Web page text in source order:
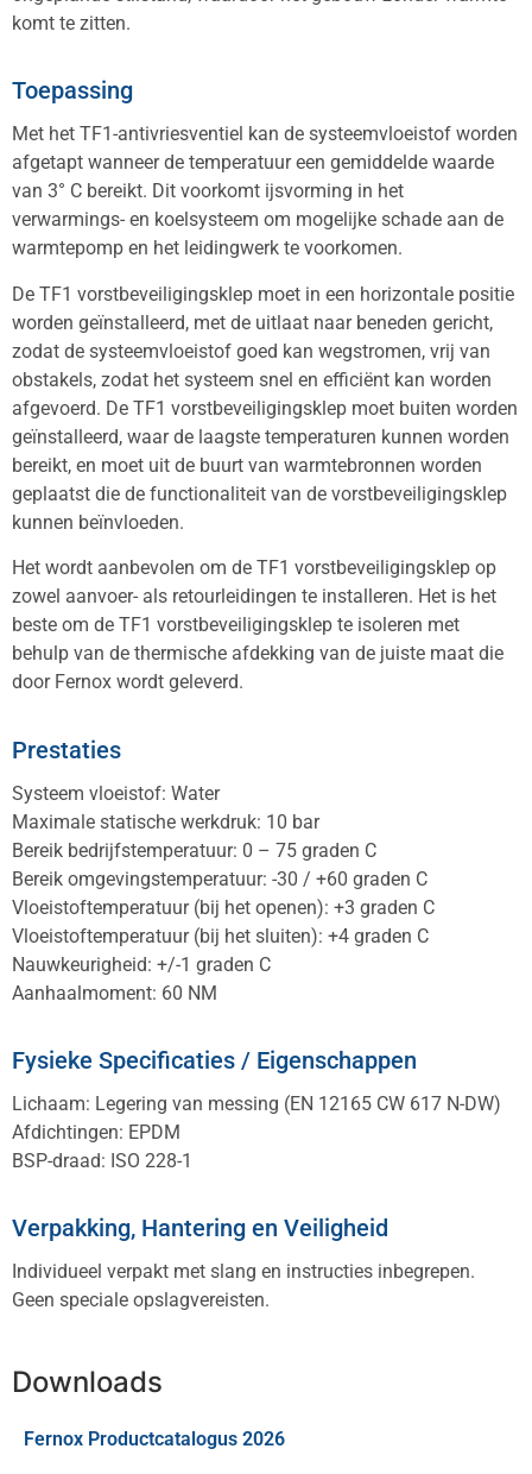
komt te zitten.
Toepassing
Met het TF1-antivriesventiel kan de systeemvloeistof worden
afgetapt wanneer de temperatuur een gemiddelde waarde
van 3° C bereikt. Dit voorkomt ijsvorming in het
verwarmings- en koelsysteem om mogelijke schade aan de
warmtepomp en het leidingwerk te voorkomen.
De TF1 vorstbeveiligingsklep moet in een horizontale positie
worden geïnstalleerd, met de uitlaat naar beneden gericht,
zodat de systeemvloeistof goed kan wegstromen, vrij van
obstakels, zodat het systeem snel en efficiënt kan worden
afgevoerd. De TF1 vorstbeveiligingsklep moet buiten worden
geïnstalleerd, waar de laagste temperaturen kunnen worden
bereikt, en moet uit de buurt van warmtebronnen worden
geplaatst die de functionaliteit van de vorstbeveiligingsklep
kunnen beïnvloeden.
Het wordt aanbevolen om de TF1 vorstbeveiligingsklep op
zowel aanvoer- als retourleidingen te installeren. Het is het
beste om de TF1 vorstbeveiligingsklep te isoleren met
behulp van de thermische afdekking van de juiste maat die
door Fernox wordt geleverd.
Prestaties
Systeem vloeistof: Water
Maximale statische werkdruk: 10 bar
Bereik bedrijfstemperatuur: 0 – 75 graden C
Bereik omgevingstemperatuur: -30 / +60 graden C
Vloeistoftemperatuur (bij het openen): +3 graden C
Vloeistoftemperatuur (bij het sluiten): +4 graden C
Nauwkeurigheid: +/-1 graden C
Aanhaalmoment: 60 NM
Fysieke Specificaties / Eigenschappen
Lichaam: Legering van messing (EN 12165 CW 617 N-DW)
Afdichtingen: EPDM
BSP-draad: ISO 228-1
Verpakking, Hantering en Veiligheid
Individueel verpakt met slang en instructies inbegrepen.
Geen speciale opslagvereisten.
Downloads
Fernox Productcatalogus 2026